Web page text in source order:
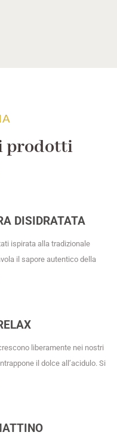
prodotti
DISIDRATATA
ispirata alla tradizionale
il sapore autentico della
liberamente nei nostri
il dolce all’acidulo. Si
serale.